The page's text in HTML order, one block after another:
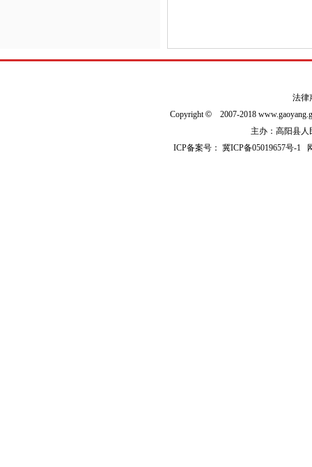
法律
Copyright© 2007-2018
主办：高阳县人
ICP备案号：冀ICP备05019657号-1